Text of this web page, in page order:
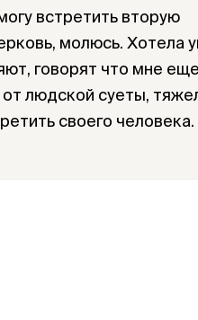
встретить вторую
молюсь. Хотела
говорят что мне еще
людской суеты,
своего человека.